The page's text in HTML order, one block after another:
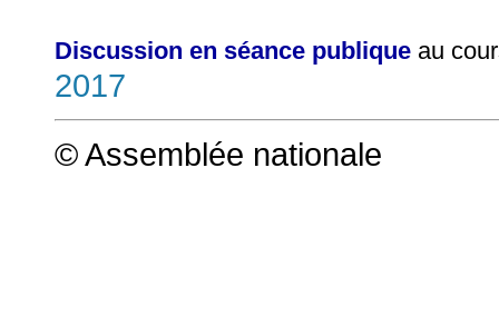
Discussion en séance publique au
2017
© Assemblée nationale